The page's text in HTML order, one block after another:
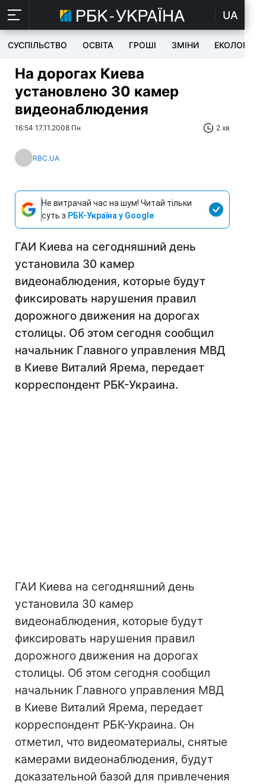
UA
СУСПІЛЬСТВО ОСВІТА ГРОШІ ЗМІНИ ЕКОЛОГІЯ
На дорогах Киева
установлено 30 камер
видеонаблюдения
16:54 17.11.2008 Пн 2 хв
RBC.UA
Не витрачай час на шум! Читай тільки
суть з РБК-Україна у Google
ГАИ Киева на сегодняшний день
установила 30 камер
видеонаблюдения, которые будут
фиксировать нарушения правил
дорожного движения на дорогах
столицы. Об этом сегодня сообщил
начальник Главного управления МВД
в Киеве Виталий Ярема, передает
корреспондент РБК-Украина.
ГАИ Киева на сегодняшний день
установила 30 камер
видеонаблюдения, которые будут
фиксировать нарушения правил
дорожного движения на дорогах
столицы. Об этом сегодня сообщил
начальник Главного управления МВД
в Киеве Виталий Ярема, передает
корреспондент РБК-Украина. Он
отметил, что видеоматериалы, снятые
камерами видеонаблюдения, будут
доказательной базой для привлечения